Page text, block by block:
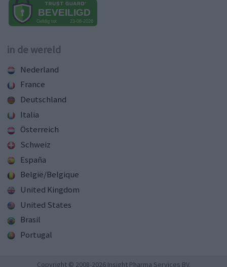
in de wereld
Nederland
France
Deutschland
Italia
Österreich
Schweiz
España
België/Belgique
United Kingdom
United States
Brasil
Portugal
Copyright © 2008-2026 Insight Pharma Services BV.